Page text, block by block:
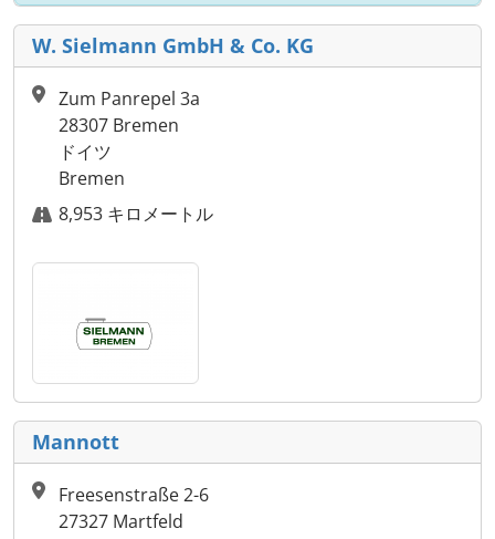
W. Sielmann GmbH & Co. KG
Zum Panrepel 3a
28307 Bremen
ドイツ
Bremen
8,953 キロメートル
Mannott
Freesenstraße 2-6
27327 Martfeld